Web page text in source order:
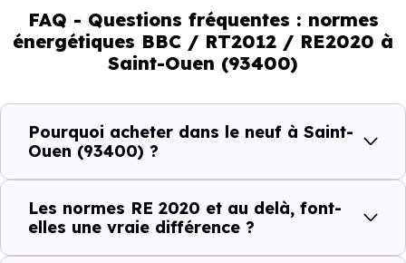
immobilier, en valorisant les biens les plus performants.
En résumé :
Normes énergétiques de
l’immobilier neuf
Isolations thermiques
et phoniques
FAQ - Questions fréquentes : normes
énergétiques BBC / RT2012 / RE2020 à
Saint-Ouen (93400)
Pourquoi acheter dans le neuf à Saint-
Ouen (93400) ?
Les normes RE 2020 et au delà, font-
elles une vraie différence ?